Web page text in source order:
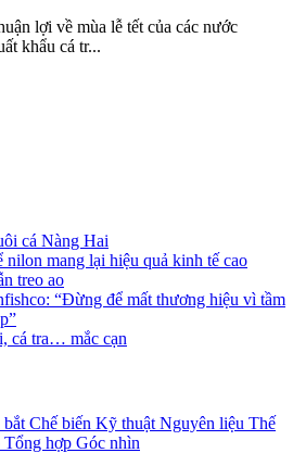
lợi về mùa lễ tết của các nước
khẩu cá tr...
cá Nàng Hai
nilon mang lại hiệu quả kinh tế cao
treo ao
“Đừng để mất thương hiệu vì tầm
cá tra… mắc cạn
Chế biến Kỹ thuật Nguyên liệu Thế
Tổng hợp Góc nhìn